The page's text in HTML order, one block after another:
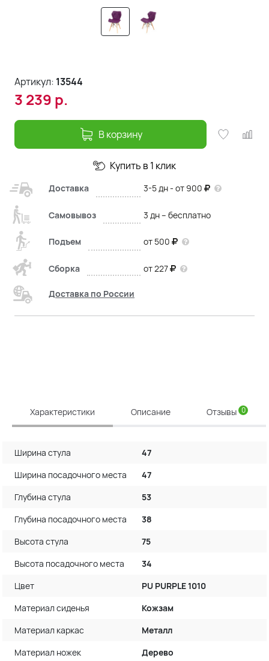
Артикул: 13544
3 239 р.
В корзину
Купить в 1 клик
Доставка 3-5 дн - от 900
Самовывоз 3 дн – бесплатно
Подъем от 500
Сборка от 227
Доставка по России
Характеристики Описание Отзывы 0
Ширина стула
47
Ширина посадочного места
47
Глубина стула
53
Глубина посадочного места
38
Высота стула
75
Высота посадочного места
34
Цвет
PU PURPLE 1010
Материал сиденья
Кожзам
Материал каркас
Металл
Материал ножек
Дерево